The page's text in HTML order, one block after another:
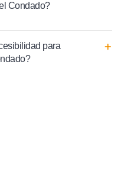
Condado?
para